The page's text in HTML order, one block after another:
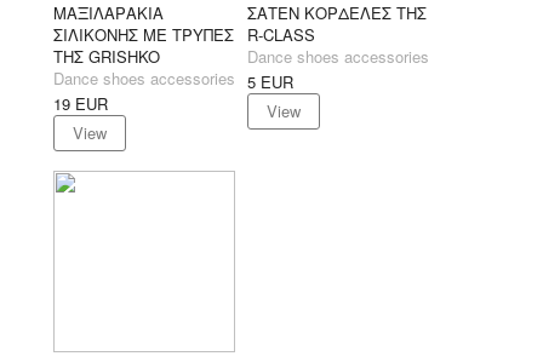
ΜΑΞΙΛΑΡΑΚΙΑ
ΣΙΛΙΚΟΝΗΣ ΜΕ ΤΡΥΠΕΣ
ΤΗΣ GRISHKO
Dance shoes accessories
19 EUR
View
ΣΑΤΕΝ ΚΟΡΔΕΛΕΣ ΤΗΣ
R-CLASS
Dance shoes accessories
5 EUR
View